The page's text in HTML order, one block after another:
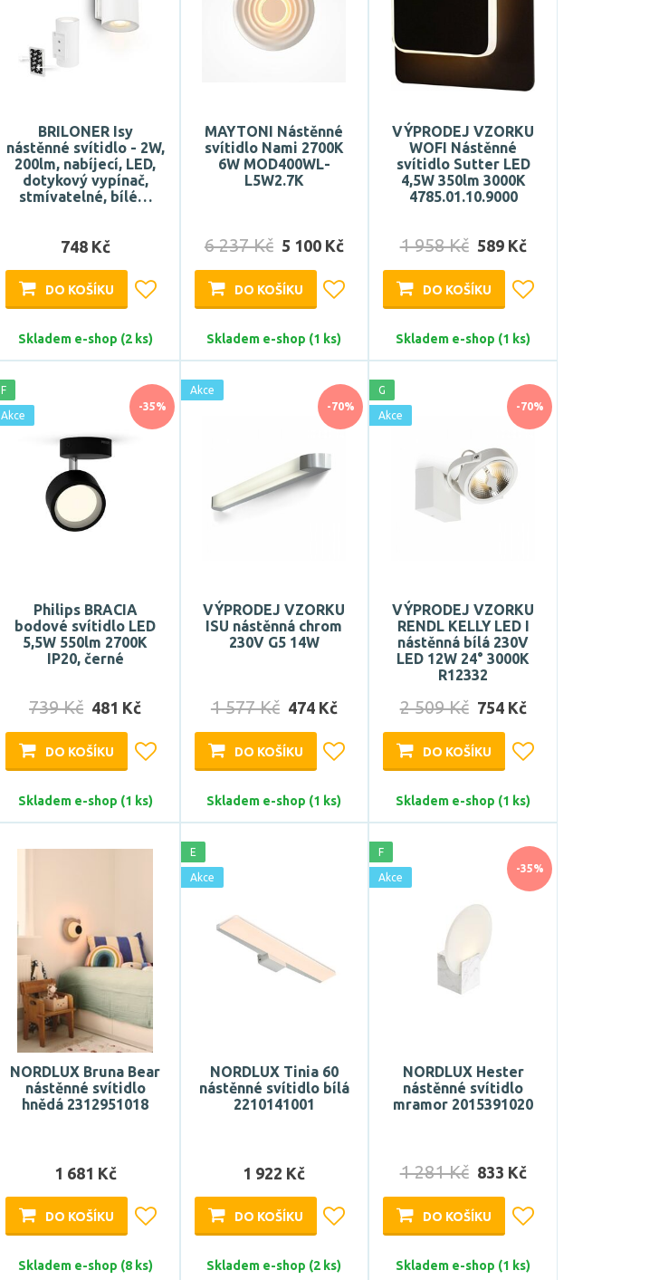
BRILONER Isy
nástěnné svítidlo - 2W,
200lm, nabíjecí, LED,
dotykový vypínač,
stmívatelné, bílé…
748 Kč
DO KOŠÍKU
Skladem e-shop (2 ks)
MAYTONI Nástěnné
svítidlo Nami 2700K
6W MOD400WL-
L5W2.7K
6 237 Kč 5 100 Kč
DO KOŠÍKU
Skladem e-shop (1 ks)
VÝPRODEJ VZORKU
WOFI Nástěnné
svítidlo Sutter LED
4,5W 350lm 3000K
4785.01.10.9000
1 958 Kč 589 Kč
DO KOŠÍKU
Skladem e-shop (1 ks)
-35%
F
Akce
Philips BRACIA
bodové svítidlo LED
5,5W 550lm 2700K
IP20, černé
739 Kč 481 Kč
DO KOŠÍKU
Skladem e-shop (1 ks)
-70%
Akce
VÝPRODEJ VZORKU
ISU nástěnná chrom
230V G5 14W
1 577 Kč 474 Kč
DO KOŠÍKU
Skladem e-shop (1 ks)
-70%
G
Akce
VÝPRODEJ VZORKU
RENDL KELLY LED I
nástěnná bílá 230V
LED 12W 24° 3000K
R12332
2 509 Kč 754 Kč
DO KOŠÍKU
Skladem e-shop (1 ks)
NORDLUX Bruna Bear
nástěnné svítidlo
hnědá 2312951018
1 681 Kč
DO KOŠÍKU
Skladem e-shop (8 ks)
E
Akce
NORDLUX Tinia 60
nástěnné svítidlo bílá
2210141001
1 922 Kč
DO KOŠÍKU
Skladem e-shop (2 ks)
-35%
F
Akce
NORDLUX Hester
nástěnné svítidlo
mramor 2015391020
1 281 Kč 833 Kč
DO KOŠÍKU
Skladem e-shop (1 ks)